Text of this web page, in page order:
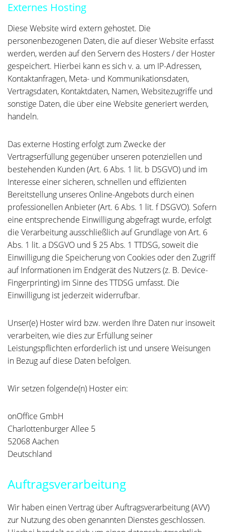
Externes Hosting
Diese Website wird extern gehostet. Die
personenbezogenen Daten, die auf dieser Website erfasst
werden, werden auf den Servern des Hosters / der Hoster
gespeichert. Hierbei kann es sich v. a. um IP-Adressen,
Kontaktanfragen, Meta- und Kommunikationsdaten,
Vertragsdaten, Kontaktdaten, Namen, Websitezugriffe und
sonstige Daten, die über eine Website generiert werden,
handeln.
Das externe Hosting erfolgt zum Zwecke der
Vertragserfüllung gegenüber unseren potenziellen und
bestehenden Kunden (Art. 6 Abs. 1 lit. b DSGVO) und im
Interesse einer sicheren, schnellen und effizienten
Bereitstellung unseres Online-Angebots durch einen
professionellen Anbieter (Art. 6 Abs. 1 lit. f DSGVO). Sofern
eine entsprechende Einwilligung abgefragt wurde, erfolgt
die Verarbeitung ausschließlich auf Grundlage von Art. 6
Abs. 1 lit. a DSGVO und § 25 Abs. 1 TTDSG, soweit die
Einwilligung die Speicherung von Cookies oder den Zugriff
auf Informationen im Endgerät des Nutzers (z. B. Device-
Fingerprinting) im Sinne des TTDSG umfasst. Die
Einwilligung ist jederzeit widerrufbar.
Unser(e) Hoster wird bzw. werden Ihre Daten nur insoweit
verarbeiten, wie dies zur Erfüllung seiner
Leistungspflichten erforderlich ist und unsere Weisungen
in Bezug auf diese Daten befolgen.
Wir setzen folgende(n) Hoster ein:
onOffice GmbH
Charlottenburger Allee 5
52068 Aachen
Deutschland
Auftragsverarbeitung
Wir haben einen Vertrag über Auftragsverarbeitung (AVV)
zur Nutzung des oben genannten Dienstes geschlossen.